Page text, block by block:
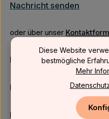
Nachricht senden
oder über unser
Firmenkunden
Kundenservice
Newsletter
Diese Website
bestmögliche
Mehr